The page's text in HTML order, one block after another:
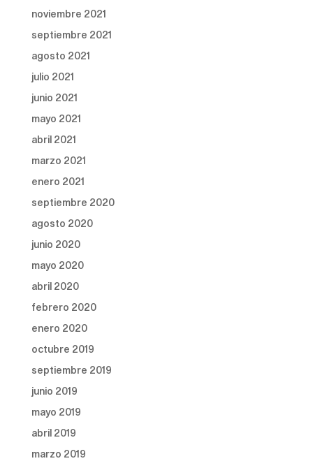
noviembre 2021
septiembre 2021
agosto 2021
julio 2021
junio 2021
mayo 2021
abril 2021
marzo 2021
enero 2021
septiembre 2020
agosto 2020
junio 2020
mayo 2020
abril 2020
febrero 2020
enero 2020
octubre 2019
septiembre 2019
junio 2019
mayo 2019
abril 2019
marzo 2019